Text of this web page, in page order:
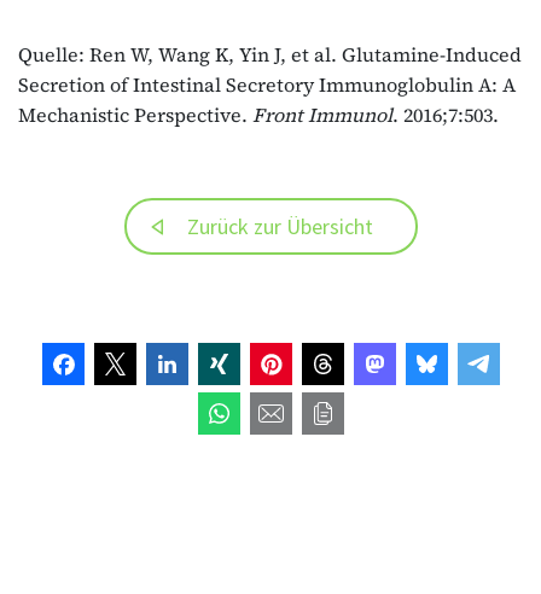
Quelle: Ren W, Wang K, Yin J, et al. Glutamine-Induced
Secretion of Intestinal Secretory Immunoglobulin A: A
Mechanistic Perspective. Front Immunol. 2016;7:503.
Zurück zur Übersicht